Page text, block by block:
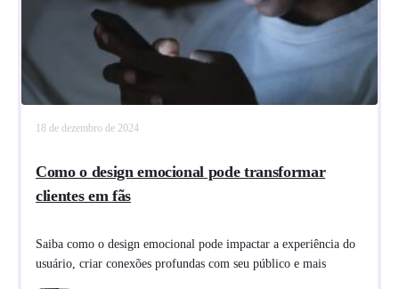
18 de dezembro de 2024
Como o design emocional pode transformar
clientes em fãs
Saiba como o design emocional pode impactar a experiência do
usuário, criar conexões profundas com seu público e mais